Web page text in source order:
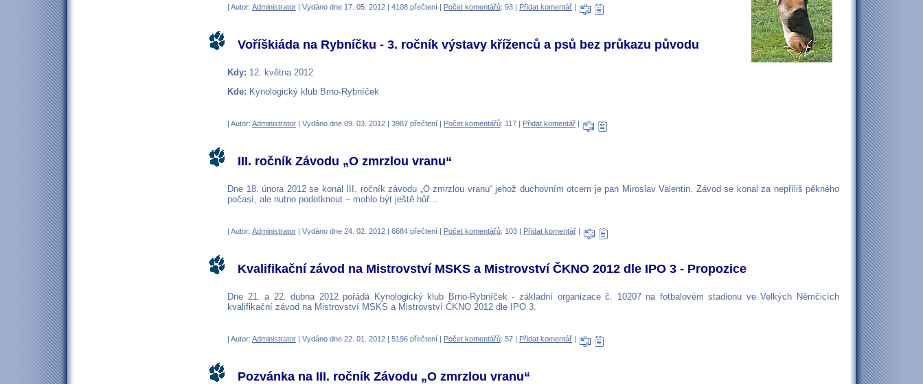
| Autor: Administrator | Vydáno dne 17. 05. 2012 | 4108 přečtení | Počet komentářů: 93 | Přidat komentář |
Voříškiáda na Rybníčku - 3. ročník výstavy kříženců a psů bez průkazu původu
Kdy: 12. května 2012
Kde: Kynologický klub Brno-Rybníček
| Autor: Administrator | Vydáno dne 09. 03. 2012 | 3987 přečtení | Počet komentářů: 117 | Přidat komentář |
III. ročník Závodu „O zmrzlou vranu“
Dne 18. února 2012 se konal III. ročník závodu „O zmrzlou vranu“ jehož duchovním otcem je pan Miroslav Valentin. Závod se konal za nepříliš pěkného
počasí, ale nutno podotknout – mohlo být ještě hůř…
| Autor: Administrator | Vydáno dne 24. 02. 2012 | 6684 přečtení | Počet komentářů: 103 | Přidat komentář |
Kvalifikační závod na Mistrovství MSKS a Mistrovství ČKNO 2012 dle IPO 3 - Propozice
Dne 21. a 22. dubna 2012 pořádá Kynologický klub Brno-Rybníček - základní organizace č. 10207 na fotbalovém stadionu ve Velkých Němčicích
kvalifikační závod na Mistrovství MSKS a Mistrovství ČKNO 2012 dle IPO 3.
| Autor: Administrator | Vydáno dne 22. 01. 2012 | 5196 přečtení | Počet komentářů: 57 | Přidat komentář |
Pozvánka na III. ročník Závodu „O zmrzlou vranu“